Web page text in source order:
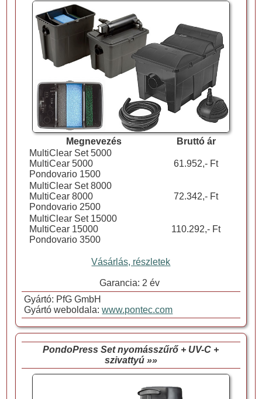
Megnevezés
Bruttó ár
MultiClear Set 5000
MultiCear 5000
Pondovario 1500
61.952,- Ft
MultiClear Set 8000
MultiCear 8000
Pondovario 2500
72.342,- Ft
MultiClear Set 15000
MultiCear 15000
Pondovario 3500
110.292,- Ft
Vásárlás, részletek
Garancia: 2 év
Gyártó: PfG GmbH
Gyártó weboldala:www.pontec.com
PondoPress Set nyomásszűrő + UV-C +
szivattyú »»